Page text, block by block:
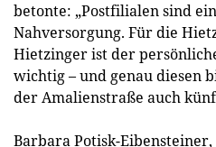
betonte: „Postfilialen sind
Nahversorgung. Für die
Hietzinger ist der
wichtig – und genau diesen
der Amalienstraße auch
Barbara Potisk-